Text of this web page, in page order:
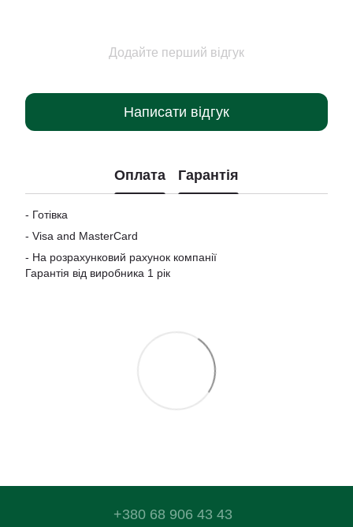
Додайте перший відгук
Написати відгук
Оплата Гарантія
- Готівка
- Visa and MasterCard
- На розрахунковий рахунок компанії
Гарантія від виробника 1 рік
+380 68 906 43 43